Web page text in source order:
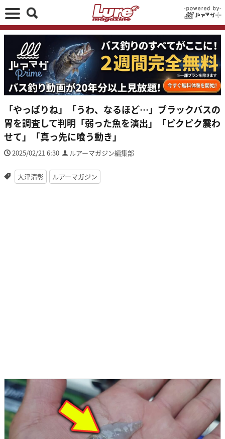
「やっぱりね」「うわ、なるほど…」ブラックバスの
胃を調査して判明「弱った魚を演出」「ピクピク震わ
せて」「真っ先に喰う動き」
2025/02/21 6:30 ルアーマガジン編集部
大津清彰 ルアーマガジン